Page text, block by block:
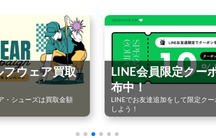
ウェア買取
・シューズは買取金額
LINE会員限定クー
布中！
LINEでお友達追加をして限定クー
しよう！